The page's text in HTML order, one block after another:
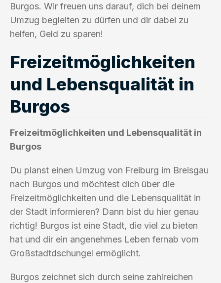
Burgos. Wir freuen uns darauf, dich bei deinem
Umzug begleiten zu dürfen und dir dabei zu
helfen, Geld zu sparen!
Freizeitmöglichkeiten
und Lebensqualität in
Burgos
Freizeitmöglichkeiten und Lebensqualität in
Burgos
Du planst einen Umzug von Freiburg im Breisgau
nach Burgos und möchtest dich über die
Freizeitmöglichkeiten und die Lebensqualität in
der Stadt informieren? Dann bist du hier genau
richtig! Burgos ist eine Stadt, die viel zu bieten
hat und dir ein angenehmes Leben fernab vom
Großstadtdschungel ermöglicht.
Burgos zeichnet sich durch seine zahlreichen